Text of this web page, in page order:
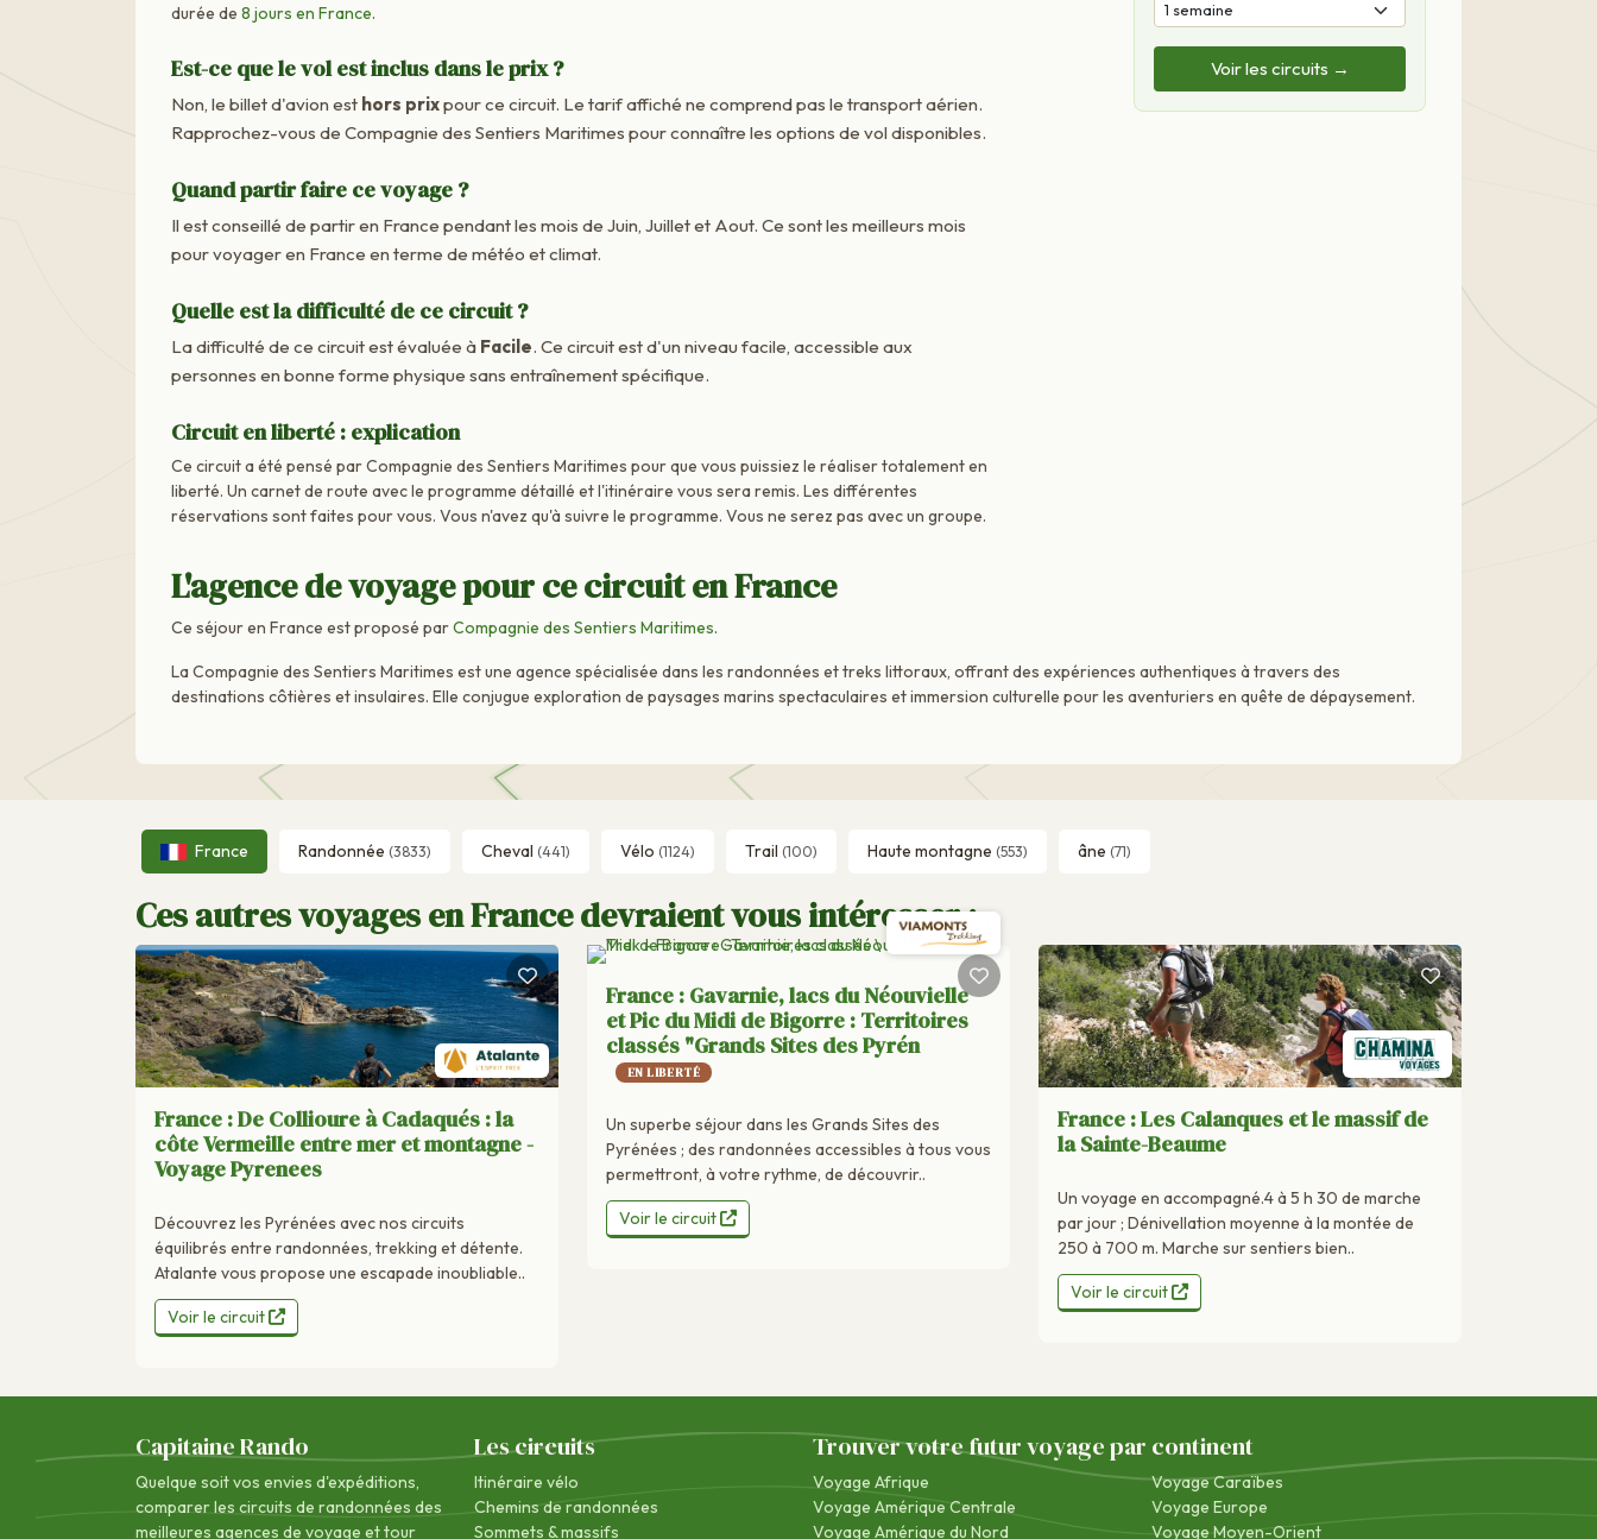
durée de 8 jours en France.
Est-ce que le vol est inclus dans le prix ?
Non, le billet d'avion est hors prixpour ce circuit. Le tarif affiché ne comprend pas le transport aérien.
Rapprochez-vous de Compagnie des Sentiers Maritimes pour connaître les options de vol disponibles.
Quand partir faire ce voyage ?
Il est conseillé de partir en France pendant les mois de Juin, Juillet et Aout. Ce sont les meilleurs mois
pour voyager en France en terme de météo et climat.
Quelle est la difficulté de ce circuit ?
La difficulté de ce circuit est évaluée à Facile. Ce circuit est d'un niveau facile, accessible aux
personnes en bonne forme physique sans entraînement spécifique.
Circuit en liberté : explication
Ce circuit a été pensé par Compagnie des Sentiers Maritimes pour que vous puissiez le réaliser totalement en
liberté. Un carnet de route avec le programme détaillé et l'itinéraire vous sera remis. Les différentes
réservations sont faites pour vous. Vous n'avez qu'à suivre le programme. Vous ne serez pas avec un groupe.
Voir les circuits →
L'agence de voyage pour ce circuit en France
Ce séjour en France est proposé parCompagnie des Sentiers Maritimes.
La Compagnie des Sentiers Maritimes est une agence spécialisée dans les randonnées et treks littoraux, offrant des expériences authentiques à travers des
destinations côtières et insulaires. Elle conjugue exploration de paysages marins spectaculaires et immersion culturelle pour les aventuriers en quête de dépaysement.
France Randonnée (3833) Cheval (441) Vélo (1124) Trail (100) Haute montagne (553) âne (71)
Ces autres voyages en France devraient vous intéresser :
France : De Collioure à Cadaqués : la
côte Vermeille entre mer et montagne -
Voyage Pyrenees
Découvrez les Pyrénées avec nos circuits
équilibrés entre randonnées, trekking et détente.
Atalante vous propose une escapade inoubliable..
Voir le circuit
France : Gavarnie, lacs du Néouvielle
et Pic du Midi de Bigorre : Territoires
classés "Grands Sites des Pyrén
EN LIBERTÉ
Un superbe séjour dans les Grands Sites des
Pyrénées ; des randonnées accessibles à tous vous
permettront, à votre rythme, de découvrir..
Voir le circuit
France : Les Calanques et le massif de
la Sainte-Beaume
Un voyage en accompagné.4 à 5 h 30 de marche
par jour ; Dénivellation moyenne à la montée de
250 à 700 m. Marche sur sentiers bien..
Voir le circuit
Capitaine Rando
Quelque soit vos envies d'expéditions,
comparer les circuits de randonnées des
meilleures agences de voyage et tour
Les circuits
Itinéraire vélo
Chemins de randonnées
Sommets & massifs
Trouver votre futur voyage par continent
Voyage Afrique
Voyage Amérique Centrale
Voyage Amérique du Nord
Voyage Caraïbes
Voyage Europe
Voyage Moyen-Orient